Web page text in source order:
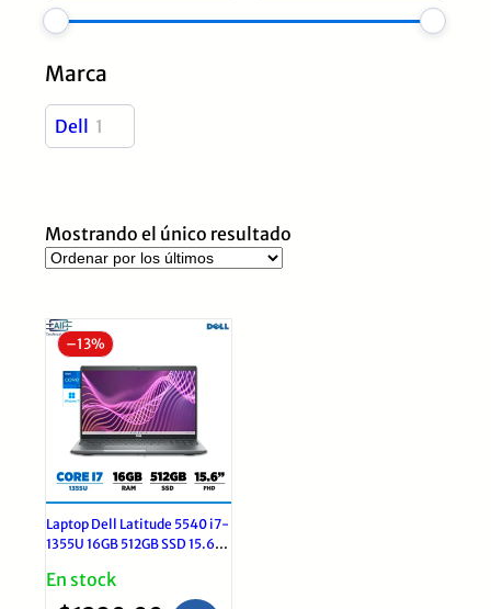
Marca
Dell 1
Mostrando el único resultado
–13%
Laptop Dell Latitude 5540 i7-
1355U 16GB 512GB SSD 15.6″
En stock